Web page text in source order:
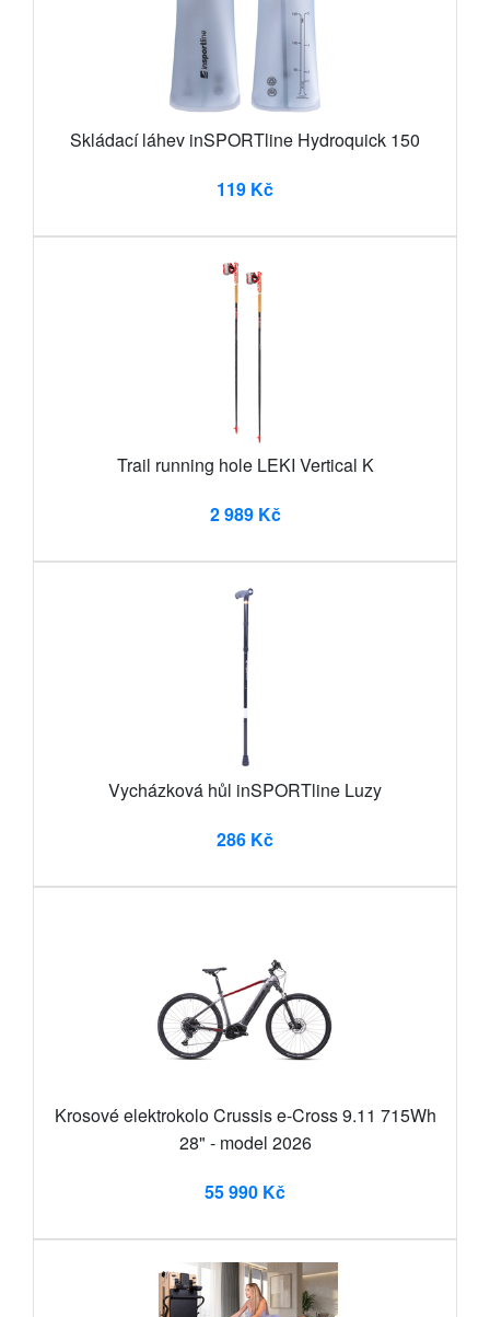
Skládací láhev inSPORTline Hydroquick 150
119 Kč
Trail running hole LEKI Vertical K
2 989 Kč
Vycházková hůl inSPORTline Luzy
286 Kč
Krosové elektrokolo Crussis e-Cross 9.11 715Wh
28" - model 2026
55 990 Kč